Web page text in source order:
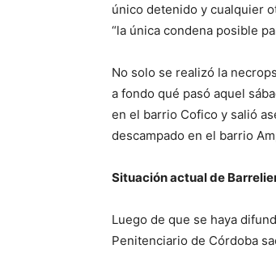
único detenido y cualquier
“la única condena posible
No solo se realizó la
a fondo qué pasó aquel
en el barrio Cofico y salió
descampado en el barrio
Situación actual de
Luego de que se haya
Penitenciario de Córdoba